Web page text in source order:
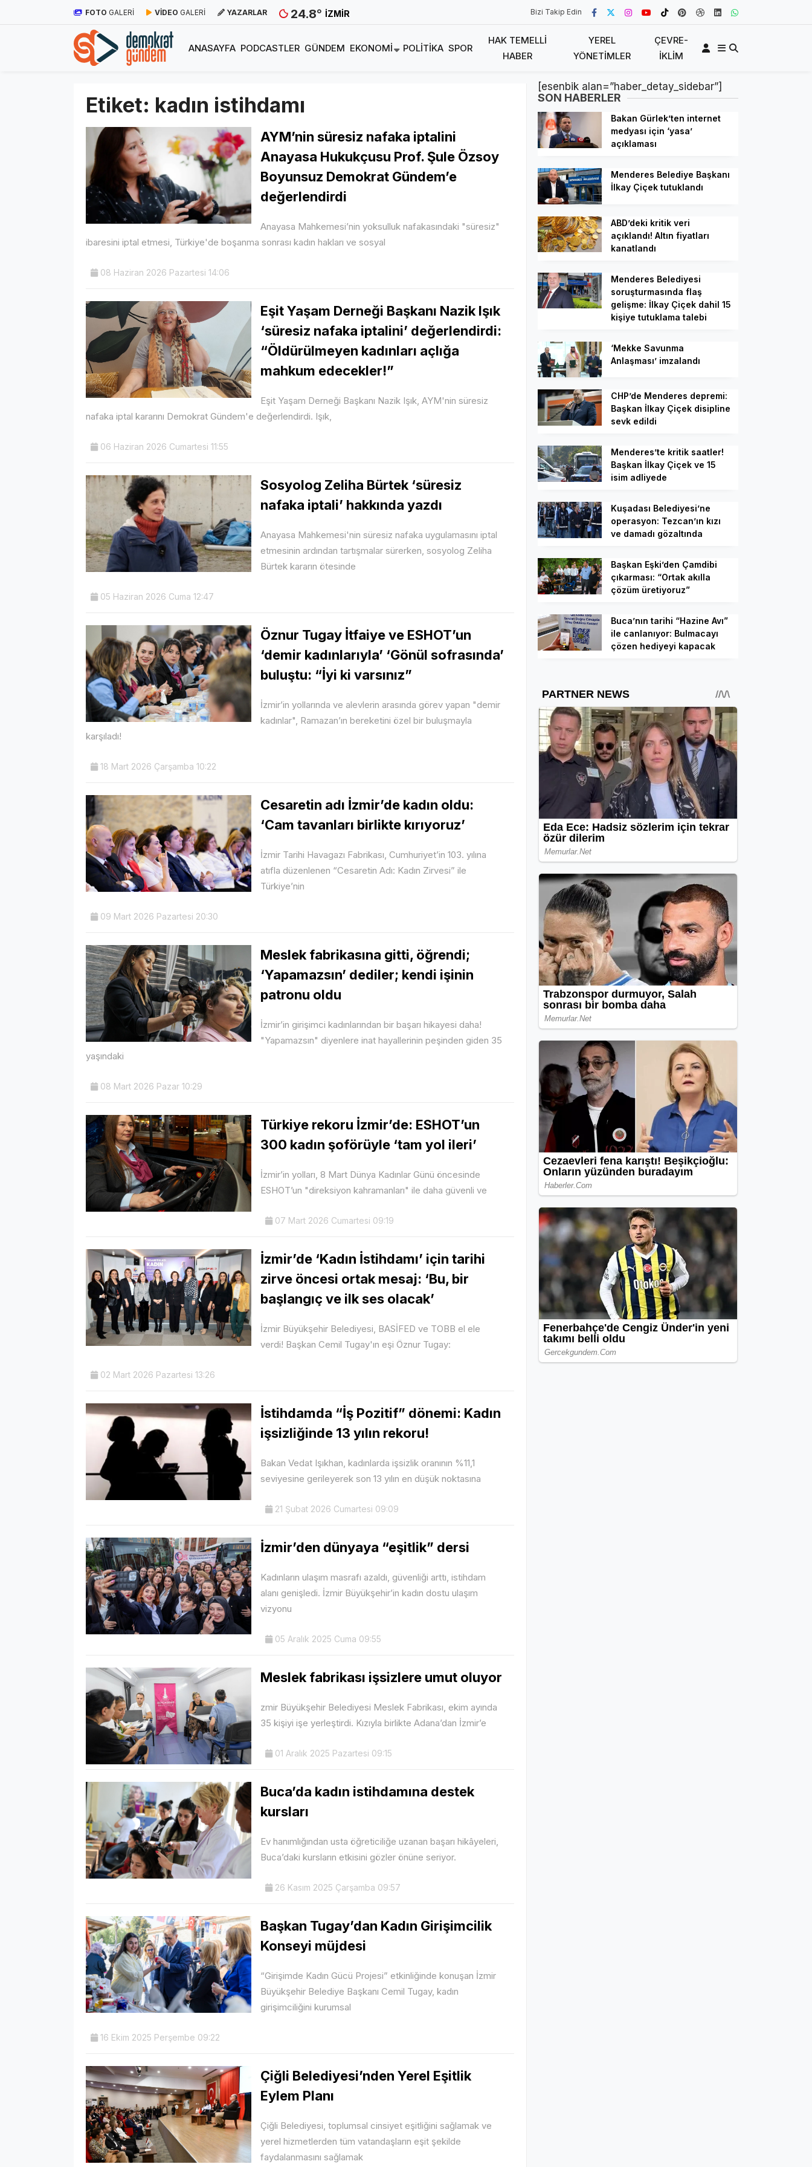
FOTO GALERİ VİDEO GALERİ YAZARLAR 24.8° İZMIR Bizi Takip Edin
ANASAYFA PODCASTLER GÜNDEM EKONOMI POLITIKA SPOR
HAK TEMELLI
HABER
YEREL
YÖNETIMLER
ÇEVRE-
İKLIM
Etiket: kadın istihdamı
AYM’nin süresiz nafaka iptalini
Anayasa Hukukçusu Prof. Şule Özsoy
Boyunsuz Demokrat Gündem’e
değerlendirdi
Anayasa Mahkemesi’nin yoksulluk nafakasındaki "süresiz"
ibaresini iptal etmesi, Türkiye'de boşanma sonrası kadın hakları ve sosyal
08 Haziran 2026 Pazartesi 14:06
Eşit Yaşam Derneği Başkanı Nazik Işık
‘süresiz nafaka iptalini’ değerlendirdi:
“Öldürülmeyen kadınları açlığa
mahkum edecekler!”
Eşit Yaşam Derneği Başkanı Nazik Işık, AYM'nin süresiz
nafaka iptal kararını Demokrat Gündem'e değerlendirdi. Işık,
06 Haziran 2026 Cumartesi 11:55
Sosyolog Zeliha Bürtek ‘süresiz
nafaka iptali’ hakkında yazdı
Anayasa Mahkemesi'nin süresiz nafaka uygulamasını iptal
etmesinin ardından tartışmalar sürerken, sosyolog Zeliha
Bürtek kararın ötesinde
05 Haziran 2026 Cuma 12:47
Öznur Tugay İtfaiye ve ESHOT’un
‘demir kadınlarıyla’ ‘Gönül sofrasında’
buluştu: “İyi ki varsınız”
İzmir’in yollarında ve alevlerin arasında görev yapan "demir
kadınlar", Ramazan’ın bereketini özel bir buluşmayla
karşıladı!
18 Mart 2026 Çarşamba 10:22
Cesaretin adı İzmir’de kadın oldu:
‘Cam tavanları birlikte kırıyoruz’
İzmir Tarihi Havagazı Fabrikası, Cumhuriyet’in 103. yılına
atıfla düzenlenen “Cesaretin Adı: Kadın Zirvesi” ile
Türkiye’nin
09 Mart 2026 Pazartesi 20:30
Meslek fabrikasına gitti, öğrendi;
‘Yapamazsın’ dediler; kendi işinin
patronu oldu
İzmir’in girişimci kadınlarından bir başarı hikayesi daha!
"Yapamazsın" diyenlere inat hayallerinin peşinden giden 35
yaşındaki
08 Mart 2026 Pazar 10:29
Türkiye rekoru İzmir’de: ESHOT’un
300 kadın şoförüyle ‘tam yol ileri’
İzmir’in yolları, 8 Mart Dünya Kadınlar Günü öncesinde
ESHOT’un "direksiyon kahramanları" ile daha güvenli ve
07 Mart 2026 Cumartesi 09:19
İzmir’de ‘Kadın İstihdamı’ için tarihi
zirve öncesi ortak mesaj: ‘Bu, bir
başlangıç ve ilk ses olacak’
İzmir Büyükşehir Belediyesi, BASİFED ve TOBB el ele
verdi! Başkan Cemil Tugay'ın eşi Öznur Tugay:
02 Mart 2026 Pazartesi 13:26
İstihdamda “İş Pozitif” dönemi: Kadın
işsizliğinde 13 yılın rekoru!
Bakan Vedat Işıkhan, kadınlarda işsizlik oranının %11,1
seviyesine gerileyerek son 13 yılın en düşük noktasına
21 Şubat 2026 Cumartesi 09:09
İzmir’den dünyaya “eşitlik” dersi
Kadınların ulaşım masrafı azaldı, güvenliği arttı, istihdam
alanı genişledi. İzmir Büyükşehir’in kadın dostu ulaşım
vizyonu
05 Aralık 2025 Cuma 09:55
Meslek fabrikası işsizlere umut oluyor
zmir Büyükşehir Belediyesi Meslek Fabrikası, ekim ayında
35 kişiyi işe yerleştirdi. Kızıyla birlikte Adana’dan İzmir’e
01 Aralık 2025 Pazartesi 09:15
Buca’da kadın istihdamına destek
kursları
Ev hanımlığından usta öğreticiliğe uzanan başarı hikâyeleri,
Buca’daki kursların etkisini gözler önüne seriyor.
26 Kasım 2025 Çarşamba 09:57
Başkan Tugay’dan Kadın Girişimcilik
Konseyi müjdesi
“Girişimde Kadın Gücü Projesi” etkinliğinde konuşan İzmir
Büyükşehir Belediye Başkanı Cemil Tugay, kadın
girişimciliğini kurumsal
16 Ekim 2025 Perşembe 09:22
Çiğli Belediyesi’nden Yerel Eşitlik
Eylem Planı
Çiğli Belediyesi, toplumsal cinsiyet eşitliğini sağlamak ve
yerel hizmetlerden tüm vatandaşların eşit şekilde
faydalanmasını sağlamak
[esenbik alan=”haber_detay_sidebar”]
SON HABERLER
Bakan Gürlek’ten internet
medyası için ‘yasa’
açıklaması
Menderes Belediye Başkanı
İlkay Çiçek tutuklandı
ABD’deki kritik veri
açıklandı! Altın fiyatları
kanatlandı
Menderes Belediyesi
soruşturmasında flaş
gelişme: İlkay Çiçek dahil 15
kişiye tutuklama talebi
‘Mekke Savunma
Anlaşması’ imzalandı
CHP’de Menderes depremi:
Başkan İlkay Çiçek disipline
sevk edildi
Menderes’te kritik saatler!
Başkan İlkay Çiçek ve 15
isim adliyede
Kuşadası Belediyesi’ne
operasyon: Tezcan’ın kızı
ve damadı gözaltında
Başkan Eşki’den Çamdibi
çıkarması: “Ortak akılla
çözüm üretiyoruz”
Buca’nın tarihi “Hazine Avı”
ile canlanıyor: Bulmacayı
çözen hediyeyi kapacak